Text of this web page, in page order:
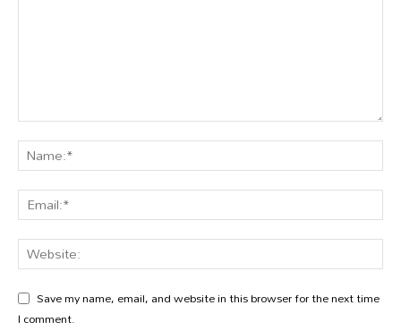
Save my name, email, and website in this browser for the next time
I comment.